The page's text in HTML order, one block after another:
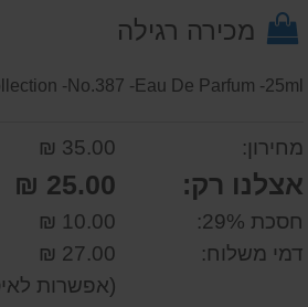
מכירה רגילה
-No.387 -Eau De Parfum -25ml
מחירון: 35.00 ₪
אצלנו רק: 25.00 ₪
חסכת 29%:
10.00 ₪
דמי משלוח:
27.00 ₪
(אפשרות